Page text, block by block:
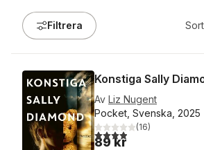
Filtrera
Konstiga Sally
Av Liz Nugent
Pocket, Svenska, 2025
3,9utav 5 stjärnor. Totalt
(16)
89 kr